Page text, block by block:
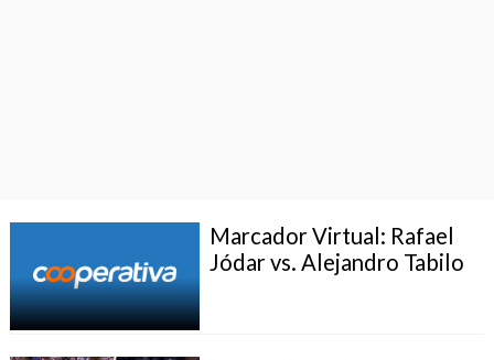
Marcador Virtual: Rafael
Jódar vs. Alejandro Tabilo